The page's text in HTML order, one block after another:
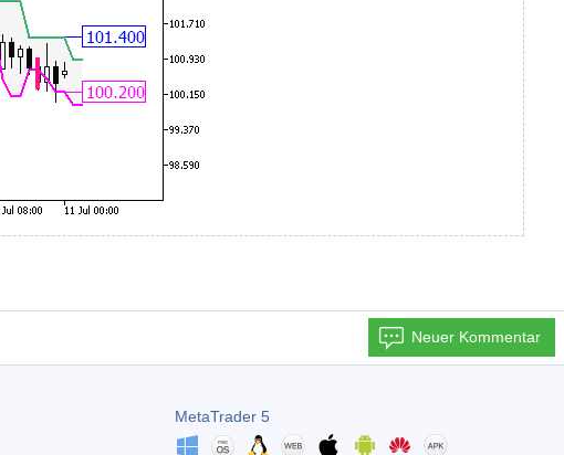
Neuer Kommentar
MetaTrader 5